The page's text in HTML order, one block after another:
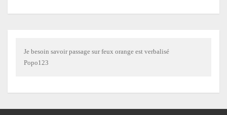
Je besoin savoir passage sur feux orange est verbalisé
Popo123